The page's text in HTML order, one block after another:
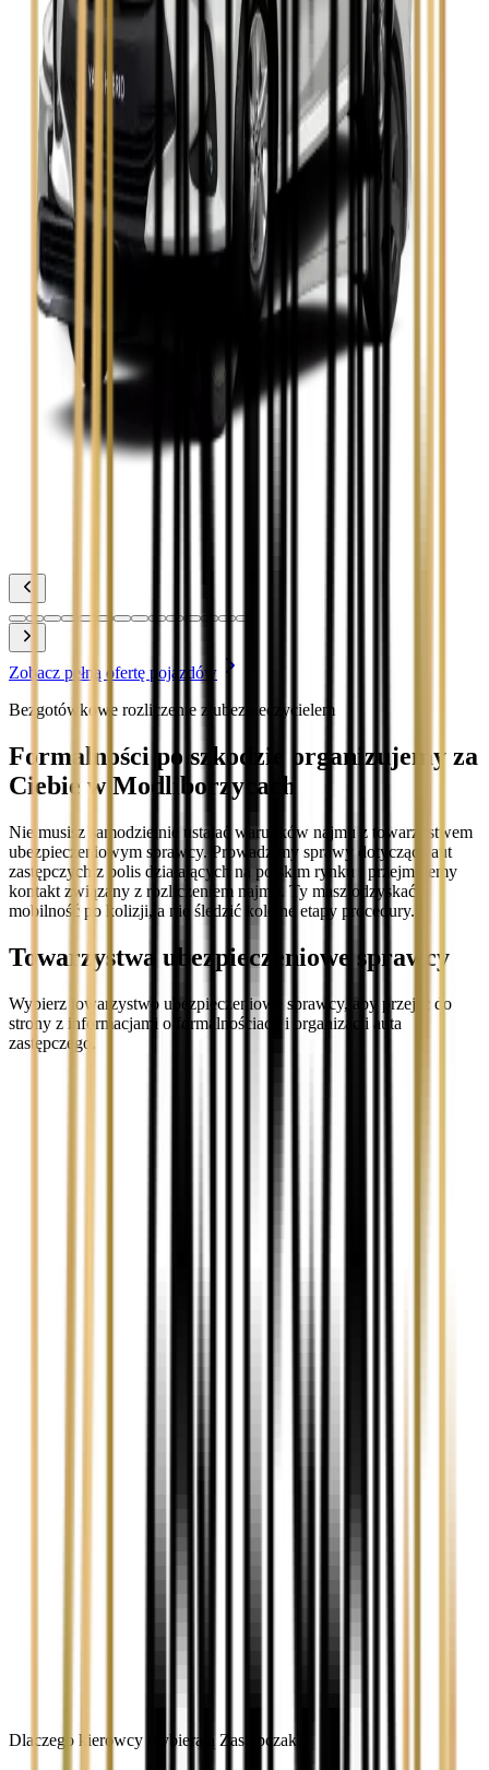
Skoda Kamiq
Zobacz
Skoda Octavia
Zobacz
Toyota Avensis
Zobacz
Toyota Camry
Zobacz
Toyota Corolla
Toyota Prius
Zobacz pełną ofertę pojazdów
Bezgotówkowe rozliczenie z ubezpieczycielem
Formalności po szkodzie organizujemy za
Ciebie w Modliborzycach
Nie musisz samodzielnie ustalać warunków najmu z towarzystwem
ubezpieczeniowym sprawcy. Prowadzimy sprawy dotyczące aut
zastępczych z polis działających na polskim rynku i przejmujemy
kontakt związany z rozliczeniem najmu. Ty masz odzyskać
mobilność po kolizji, a nie śledzić kolejne etapy procedury.
Towarzystwa ubezpieczeniowe sprawcy
Wybierz towarzystwo ubezpieczeniowe sprawcy, aby przejść do
strony z informacjami o formalnościach i organizacji auta
zastępczego.
Dlaczego kierowcy wybierają Zastępczak?